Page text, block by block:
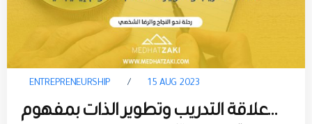
ENTREPRENEURSHIP / 15 AUG 2023
علاقة التدريب وتطوير الذات بمفهوم